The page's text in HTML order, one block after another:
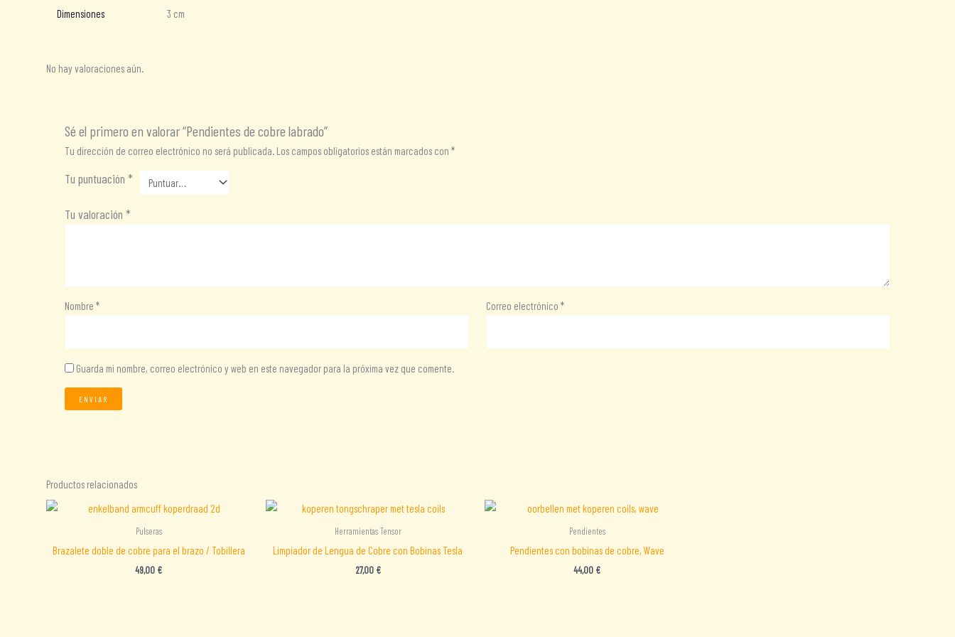
Dimensiones 3 cm
No hay valoraciones aún.
Sé el primero en valorar “Pendientes de cobre labrado”
Tu dirección de correo electrónico no será publicada. Los campos obligatorios están marcados con*
Tu puntuación*
Tu valoración*
Nombre* Correo electrónico *
Guarda mi nombre, correo electrónico y web en este navegador para la próxima vez que comente.
Productos relacionados
Pulseras
Brazalete doble de cobre para el brazo / Tobillera
49,00 €
Herramientas Tensor
Limpiador de Lengua de Cobre con Bobinas Tesla
27,00 €
Pendientes
Pendientes con bobinas de cobre, Wave
44,00 €